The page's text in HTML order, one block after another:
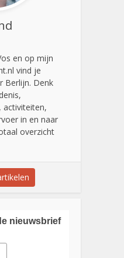
en op mijn
vind je
Berlijn. Denk
activiteiten,
in en naar
overzicht
nieuwsbrief